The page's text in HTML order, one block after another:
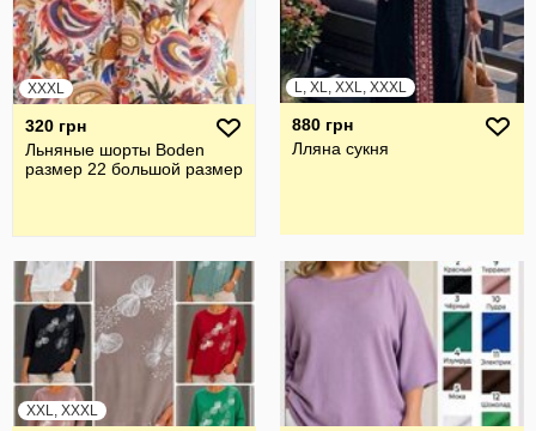
XXXL
320 грн
Льняные шорты Boden
размер 22 большой размер
L, XL, XXL, XXXL
880 грн
Лляна сукня
XXL, XXXL